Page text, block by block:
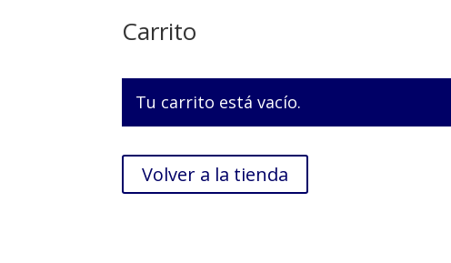
Carrito
Tu carrito está vacío.
Volver a la tienda